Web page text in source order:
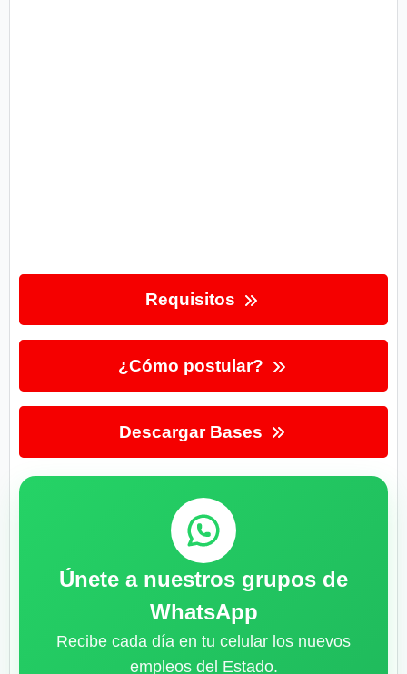
Requisitos
¿Cómo postular?
Descargar Bases
Únete a nuestros grupos de
WhatsApp
Recibe cada día en tu celular los nuevos
empleos del Estado.